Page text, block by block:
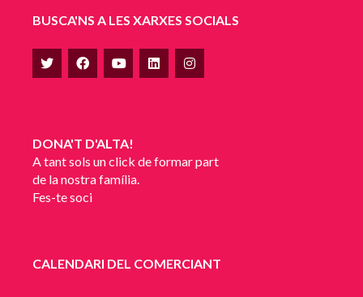
BUSCA'NS A LES XARXES SOCIALS
DONA'T D'ALTA!
A tant sols un click de formar part
de la nostra família.
Fes-te soci
CALENDARI DEL COMERCIANT